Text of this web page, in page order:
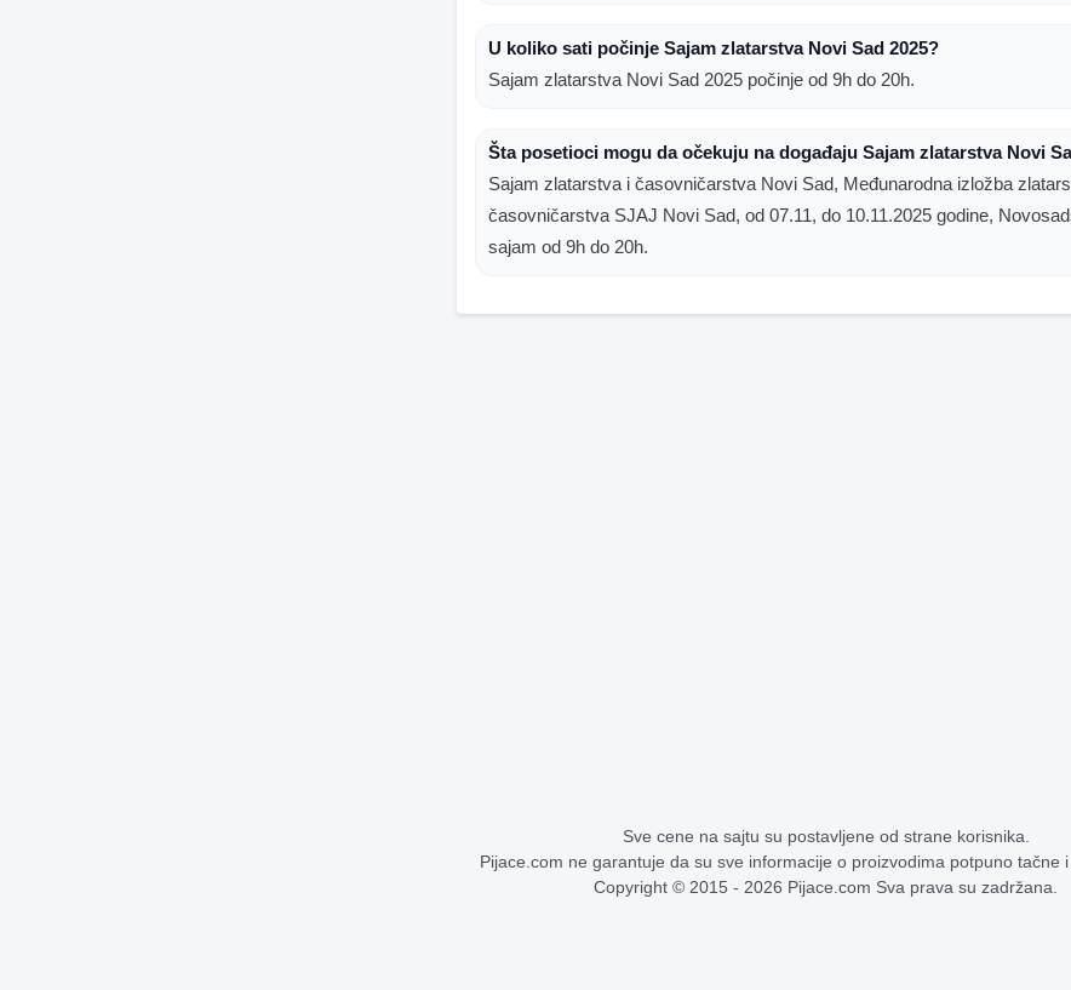
U koliko sati počinje Sajam zlatarstva Novi Sad 2025?
Sajam zlatarstva Novi Sad 2025 počinje od 9h do 20h.
Šta posetioci mogu da očekuju na događaju Sajam zlatarstva Novi
Sajam zlatarstva i časovničarstva Novi Sad, Međunarodna izložba
časovničarstva SJAJ Novi Sad, od 07.11, do 10.11.2025 godine,
sajam od 9h do 20h.
Sve cene na sajtu su postavljene od strane korisnika.
Pijace.com ne garantuje da su sve informacije o proizvodima potpuno tačne i
Copyright © 2015 - 2026 Pijace.com Sva prava su zadržana.